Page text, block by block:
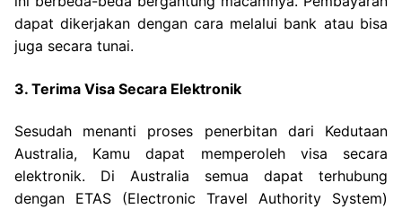
dapat dikerjakan dengan cara melalui bank atau bisa
juga secara tunai.
3. Terima Visa Secara Elektronik
Sesudah menanti proses penerbitan dari Kedutaan
Australia, Kamu dapat memperoleh visa secara
elektronik. Di Australia semua dapat terhubung
dengan ETAS (Electronic Travel Authority System)